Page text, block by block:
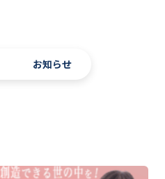
お知らせ